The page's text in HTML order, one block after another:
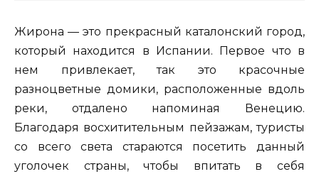
Жирона — это прекрасный каталонский город,
который находится в Испании. Первое что в
нем привлекает, так это красочные
разноцветные домики, расположенные вдоль
реки, отдалено напоминая Венецию.
Благодаря восхитительным пейзажам, туристы
со всего света стараются посетить данный
уголочек страны, чтобы впитать в себя